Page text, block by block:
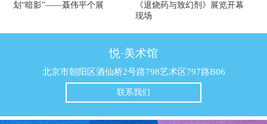
划“暗影”——聂伟平个展
《退烧药与致幻剂》展览开幕
现场
悦·美术馆
北京市朝阳区酒仙桥2号路798艺术区797路B06
联系我们